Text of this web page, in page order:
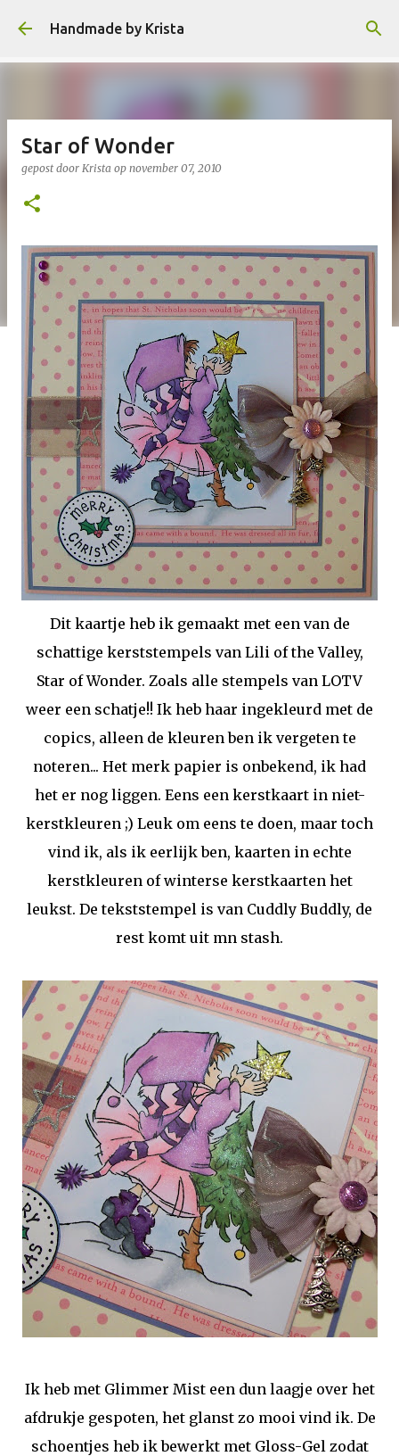
Doorgaan naar hoofdcontent
Handmade by Krista
Star of Wonder
gepost door Krista op november 07, 2010
Dit kaartje heb ik gemaakt met een van de
schattige kerststempels van Lili of the Valley,
Star of Wonder. Zoals alle stempels van LOTV
weer een schatje!! Ik heb haar ingekleurd met de
copics, alleen de kleuren ben ik vergeten te
noteren... Het merk papier is onbekend, ik had
het er nog liggen. Eens een kerstkaart in niet-
kerstkleuren ;) Leuk om eens te doen, maar toch
vind ik, als ik eerlijk ben, kaarten in echte
kerstkleuren of winterse kerstkaarten het
leukst. De tekststempel is van Cuddly Buddly, de
rest komt uit mn stash.
Ik heb met Glimmer Mist een dun laagje over het
afdrukje gespoten, het glanst zo mooi vind ik. De
schoentjes heb ik bewerkt met Gloss-Gel zodat